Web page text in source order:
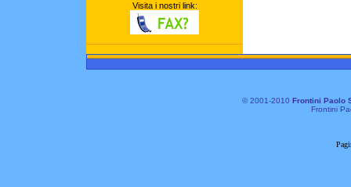
Visita i nostri link:
© 2001-2010 Frontini Paolo
Frontini